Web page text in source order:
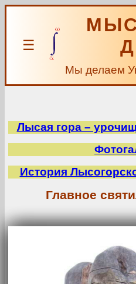
☰
Мы делаем
Лысая гора –
История
Главное